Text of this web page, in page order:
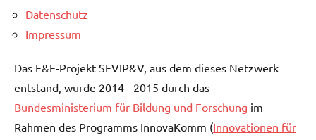
Datenschutz
Impressum
Das F&E-Projekt SEVIP&V, aus dem dieses Netzwerk
entstand, wurde 2014 - 2015 durch das
Bundesministerium für Bildung und Forschung im
Rahmen des Programms InnovaKomm (Innovationen für